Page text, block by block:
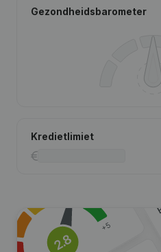
Gezondheidsbarometer
Kredietlimiet